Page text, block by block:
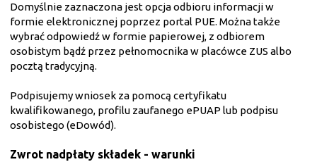
Domyślnie zaznaczona jest opcja odbioru informacji w
formie elektronicznej poprzez portal PUE. Można także
wybrać odpowiedź w formie papierowej, z odbiorem
osobistym bądź przez pełnomocnika w placówce ZUS albo
pocztą tradycyjną.
Podpisujemy wniosek za pomocą certyfikatu
kwalifikowanego, profilu zaufanego ePUAP lub podpisu
osobistego (eDowód).
Zwrot nadpłaty składek - warunki